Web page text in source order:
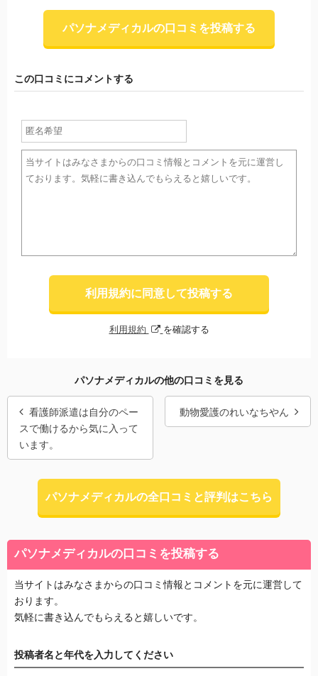
パソナメディカルの口コミを投稿する
この口コミにコメントする
利用規約に同意して投稿する
利用規約 を確認する
パソナメディカルの他の口コミを見る
看護師派遣は自分のペー
スで働けるから気に入って
います。
動物愛護のれいなちやん
パソナメディカルの全口コミと評判はこちら
パソナメディカルの口コミを投稿する
当サイトはみなさまからの口コミ情報とコメントを元に運営して
おります。
気軽に書き込んでもらえると嬉しいです。
投稿者名と年代を入力してください